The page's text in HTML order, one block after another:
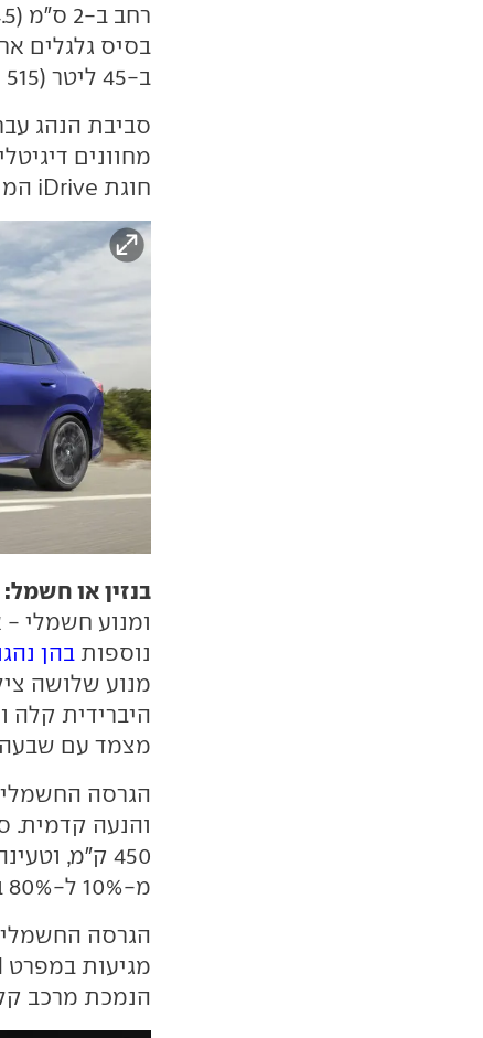
ב-45 ליטר (515 ליטר).
סביבת הנהג
חוגת iDrive המיושנת.
בנזין או חשמל:
ומנוע חשמלי -
נוספות בהן
מצמד עם שבעה
מ-10% ל-80% בכחצי שעה.
הגרסה
הנמכת מרכב קלה (1.5- ס"מ) וכיול